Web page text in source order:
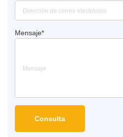
Mensaje*